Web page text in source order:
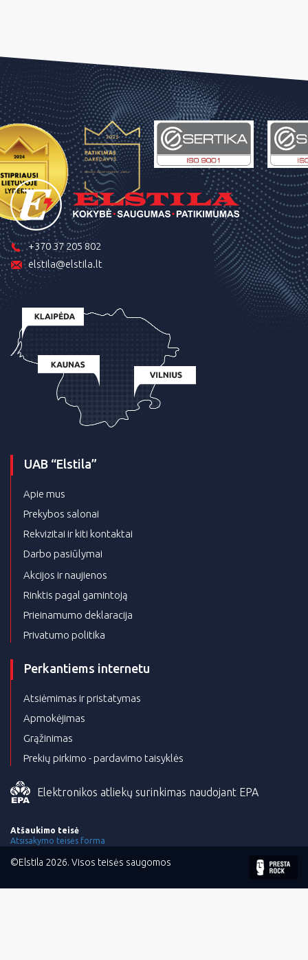
+370 37 205 802
elstila@elstila.lt
UAB “Elstila”
Apie mus
Prekybos salonai
Rekvizitai ir kiti kontaktai
Darbo pasiūlymai
Akcijos ir naujienos
Rinktis pagal gamintoją
Prieinamumo deklaracija
Privatumo politika
Perkantiems internetu
Atsiėmimas ir pristatymas
Apmokėjimas
Grąžinimas
Prekių pirkimo - pardavimo taisyklės
Elektronikos atliekų surinkimas naudojant EPA
Atšaukimo teisė
Atsisakymo teisės forma
©Elstila 2026. Visos teisės saugomos